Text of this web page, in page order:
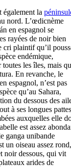
également la
nord. L’œdicnème
en espagnol se
rayées de noir bien
cri plaintif qu’il
endémique,
toutes les îles, mais
. En revanche, le
espagnol, n’est pas
qu’au Sahara,
du dessous des
à ses longues pattes
auxquelles elle
est assez
ganga unibande
un oiseau assez rond,
noir dessous, qui vit
arides de